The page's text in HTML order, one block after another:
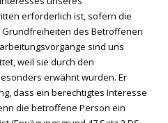
erforderlich ist, sofern die
des Betroffenen
sind uns
weil sie durch den
erwähnt wurden. Er
dass ein berechtigtes Interesse
die betroffene Person ein